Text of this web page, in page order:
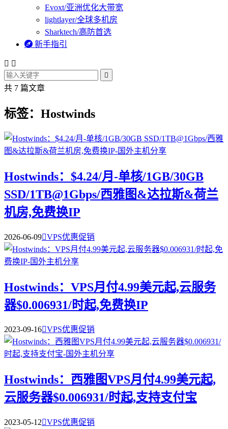
Evoxt/亚洲优化大带宽
lightlayer/全球多机房
Sharktech/高防首选
 新手指引
 

共 7 篇文章
标签：Hostwinds
Hostwinds：$4.24/月-单核/1GB/30GB
SSD/1TB@1Gbps/西雅图&达拉斯&荷兰
机房,免费换IP
2026-06-09VPS优惠促销
Hostwinds：VPS月付4.99美元起,云服务
器$0.006931/时起,免费换IP
2023-09-16VPS优惠促销
Hostwinds：西雅图VPS月付4.99美元起,
云服务器$0.006931/时起,支持支付宝
2023-05-12VPS优惠促销